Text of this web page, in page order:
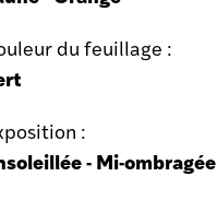
du feuillage :
:
- Mi-ombragée